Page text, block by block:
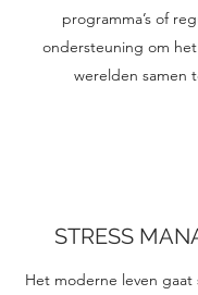
programma’s of
ondersteuning om
werelden samen
STRESS
Het moderne leven gaat